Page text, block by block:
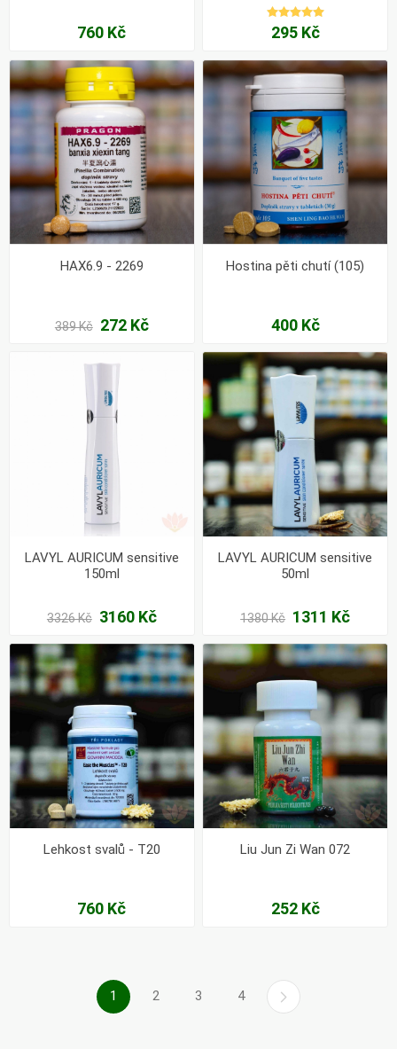
760 Kč 295 Kč
HAX6.9 - 2269
389 Kč 272 Kč
Hostina pěti chutí (105)
400 Kč
LAVYL AURICUM sensitive
150ml
3326 Kč 3160 Kč
LAVYL AURICUM sensitive
50ml
1380 Kč 1311 Kč
Lehkost svalů - T20
760 Kč
Liu Jun Zi Wan 072
252 Kč
1 2 3 4